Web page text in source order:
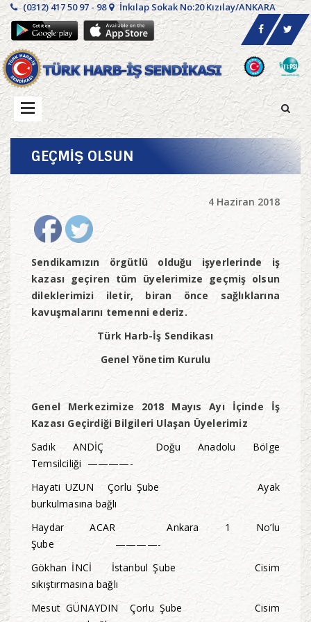
(0312) 417 50 97 - 98 İnkılap Sokak No:20 Kızılay/ANKARA
GEÇMİŞ OLSUN
4 Haziran 2018
Sendikamızın örgütlü olduğu işyerlerinde iş
kazası geçiren tüm üyelerimize geçmiş olsun
dileklerimizi iletir, biran önce sağlıklarına
kavuşmalarını temenni ederiz.
Türk Harb-İş Sendikası
Genel Yönetim Kurulu
Genel Merkezimize 2018 Mayıs Ayı İçinde İş
Kazası Geçirdiği Bilgileri Ulaşan Üyelerimiz
Sadık ANDİÇ Doğu Anadolu Bölge
Temsilciliği ————-
Hayati UZUN Çorlu Şube Ayak
burkulmasına bağlı
Haydar ACAR Ankara 1 No’lu
Şube ————-
Gökhan İNCİ İstanbul Şube Cisim
sıkıştırmasına bağlı
Mesut GÜNAYDIN Çorlu Şube Cisim